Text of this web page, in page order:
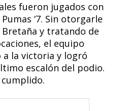
fueron jugados con
‘7. Sin otorgarle
y tratando de
el equipo
la victoria y logró
escalón del podio.